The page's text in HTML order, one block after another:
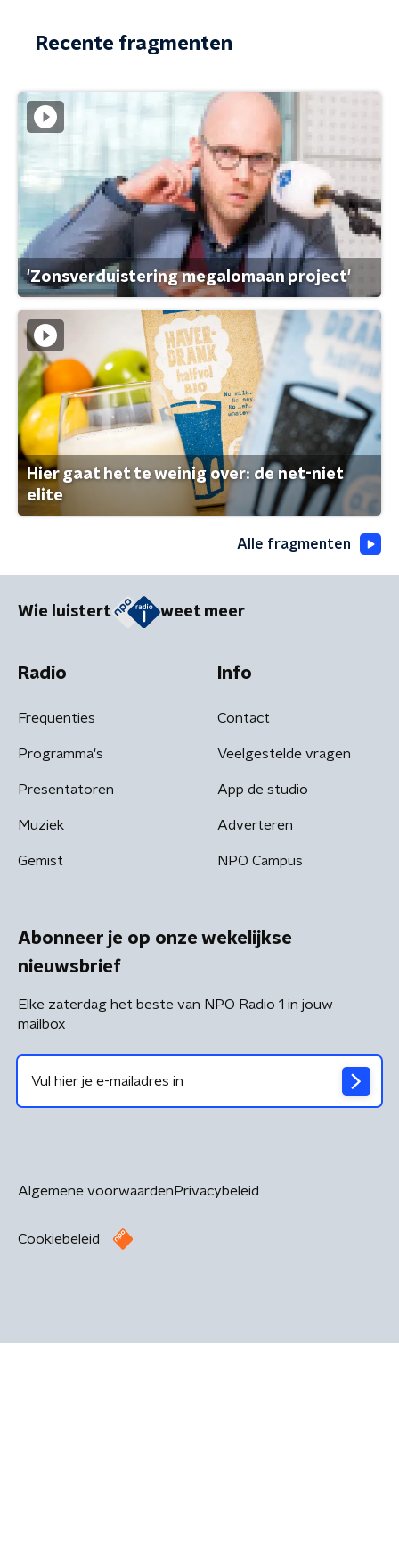
Recente fragmenten
'Zonsverduistering megalomaan project'
Hier gaat het te weinig over: de net-niet
elite
Alle fragmenten
Wie luistert weet meer
Radio
Frequenties
Programma's
Presentatoren
Muziek
Gemist
Info
Contact
Veelgestelde vragen
App de studio
Adverteren
NPO Campus
Abonneer je op onze wekelijkse
nieuwsbrief
Elke zaterdag het beste van NPO Radio 1 in jouw
mailbox
Algemene voorwaarden Privacybeleid
Cookiebeleid